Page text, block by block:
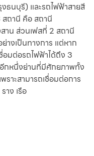
ธนบุรี) และรถไฟฟ้าสายสี
สถานี คือ สถานี
าน ส่วนเฟสที่ 2 สถานี
างเป็นทางการ แต่หาก
อมต่อรถไฟฟ้าได้ถึง 3
อีกหนึ่งย่านที่มีศักยภาพทั้ง
าะสามารถเชื่อมต่อการ
าง เรือ